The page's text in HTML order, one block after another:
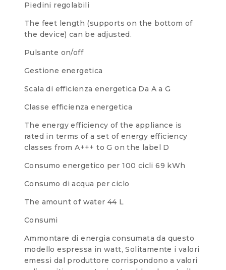
Piedini regolabili
The feet length (supports on the bottom of
the device) can be adjusted.
Pulsante on/off
Gestione energetica
Scala di efficienza energetica Da A a G
Classe efficienza energetica
The energy efficiency of the appliance is
rated in terms of a set of energy efficiency
classes from A+++ to G on the label D
Consumo energetico per 100 cicli 69 kWh
Consumo di acqua per ciclo
The amount of water 44 L
Consumi
Ammontare di energia consumata da questo
modello espressa in watt, Solitamente i valori
emessi dal produttore corrispondono a valori